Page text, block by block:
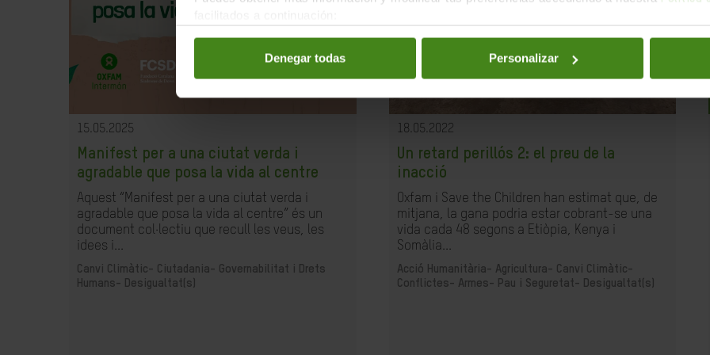
Denegar todas Personalizar
15.05.2025
Manifest per a una ciutat verda i
agradable que posa la vida al centre
Aquest “Manifest per a una ciutat verda i
agradable que posa la vida al centre” és un
document col·lectiu que recull les veus, les
idees i...
Canvi Climàtic- Ciutadania- Governabilitat i Drets
Humans- Desigualtat(s)
18.05.2022
Un retard perillós 2: el preu de la
inacció
Oxfam i Save the Children han estimat que, de
mitjana, la gana podria estar cobrant-se una
vida cada 48 segons a Etiòpia, Kenya i
Somàlia...
Acció Humanitària- Agricultura- Canvi Climàtic-
Conflictes- Armes- Pau i Seguretat- Desigualtat(s)